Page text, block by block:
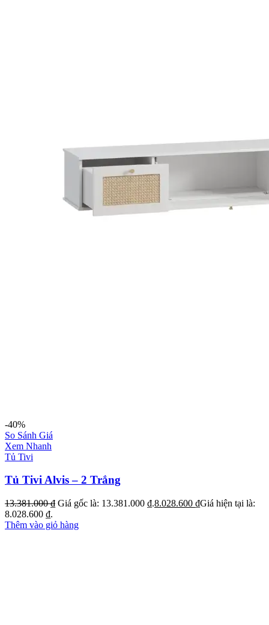
-40%
So Sánh Giá
Xem Nhanh
Tủ Tivi
Tủ Tivi Alvis – 2 Trắng
13.381.000₫ Giá gốc là: 13.381.000 ₫.8.028.600 ₫Giá hiện tại là:
8.028.600 ₫.
Thêm vào giỏ hàng